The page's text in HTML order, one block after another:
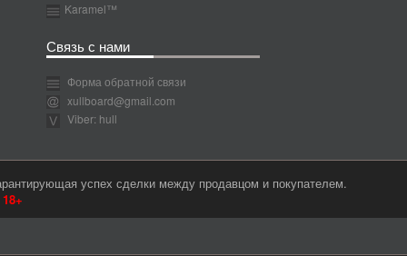
Karamel™
Связь с нами
Форма обратной связи
xullboard@gmail.com
Viber: hull
успех сделки между продавцом и покупателем.
18+